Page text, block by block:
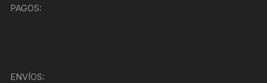
PAGOS:
ENVÍOS: